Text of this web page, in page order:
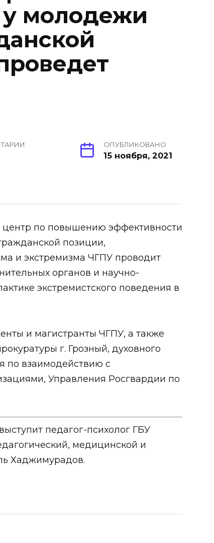
молодежи
ОПУБЛИКОВАНО
15 ноября, 2021
центр по повышению эффективности
позиции,
и экстремизма ЧГПУ проводит
органов и научно-
экстремистского поведения в
и магистранты ЧГПУ, а также
г. Грозный, духовного
по взаимодействию с
Управления Росгвардии по
педагог-психолог ГБУ
медицинской и
Хаджимурадов.